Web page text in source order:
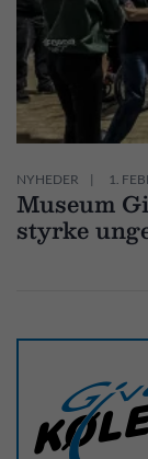
NYHEDER 1.
Museum
styrke